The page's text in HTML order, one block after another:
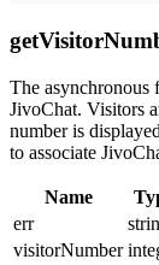
The asynchronous
JivoChat. Visitors
number is
to associate
Name
err
visitorNumber